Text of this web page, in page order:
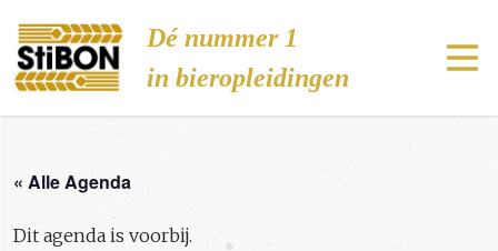
Stibon
Dé nummer 1
in bieropleidingen
« Alle Agenda
Dit agenda is voorbij.